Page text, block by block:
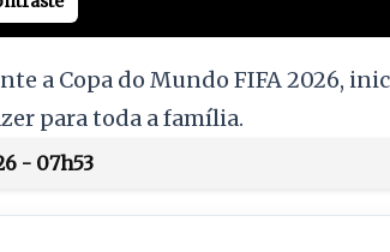
a Copa do Mundo FIFA 2026,
para toda a família.
- 07h53